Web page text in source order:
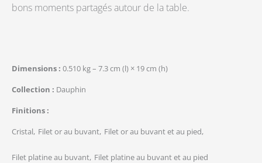
bons moments partagés autour de la table.
Dimensions 0.510 kg – 7.3 cm (l) × 19 cm (h)
Collection
Dauphin
Finitions
Cristal Filet or au buvant Filet or au buvant et au pied
Filet platine au buvant Filet platine au buvant et au pied